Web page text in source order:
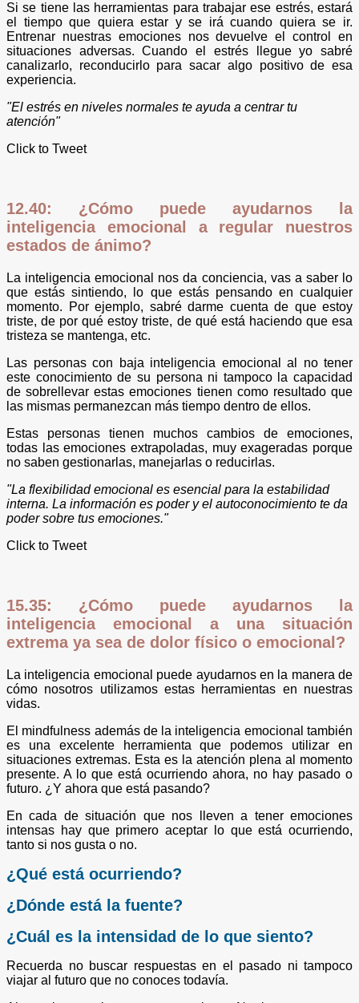
Si se tiene las herramientas para trabajar ese estrés, estará
el tiempo que quiera estar y se irá cuando quiera se ir.
Entrenar nuestras emociones nos devuelve el control en
situaciones adversas. Cuando el estrés llegue yo sabré
canalizarlo, reconducirlo para sacar algo positivo de esa
experiencia.
"El estrés en niveles normales te ayuda a centrar tu
atención"
Click to Tweet
12.40: ¿Cómo puede ayudarnos la
inteligencia emocional a regular nuestros
estados de ánimo?
La inteligencia emocional nos da conciencia, vas a saber lo
que estás sintiendo, lo que estás pensando en cualquier
momento. Por ejemplo, sabré darme cuenta de que estoy
triste, de por qué estoy triste, de qué está haciendo que esa
tristeza se mantenga, etc.
Las personas con baja inteligencia emocional al no tener
este conocimiento de su persona ni tampoco la capacidad
de sobrellevar estas emociones tienen como resultado que
las mismas permanezcan más tiempo dentro de ellos.
Estas personas tienen muchos cambios de emociones,
todas las emociones extrapoladas, muy exageradas porque
no saben gestionarlas, manejarlas o reducirlas.
"La flexibilidad emocional es esencial para la estabilidad
interna. La información es poder y el autoconocimiento te da
poder sobre tus e​mociones."
Click to Tweet
15.35: ¿Cómo puede ayudarnos la
inteligencia emocional a una situación
extrema ya sea de dolor físico o emocional?
La inteligencia emocional puede ayudarnos en la manera de
cómo nosotros utilizamos estas herramientas en nuestras
vidas.
El mindfulness además de la inteligencia emocional también
es una excelente herramienta que podemos utilizar en
situaciones extremas. Esta es la atención plena al momento
presente. A lo que está ocurriendo ahora, no hay pasado o
futuro. ¿Y ahora que está pasando?
En cada de situación que nos lleven a tener emociones
intensas hay que primero aceptar lo que está ocurriendo,
tanto si nos gusta o no.
¿Qué está ocurriendo?
¿Dónde está la fuente?
¿Cuál es la intensidad de lo que siento?
Recuerda no buscar respuestas en el pasado ni tampoco
viajar al futuro que no conoces todavía.